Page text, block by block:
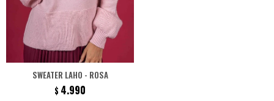
SWEATER LAHO - ROSA
$ 4.990